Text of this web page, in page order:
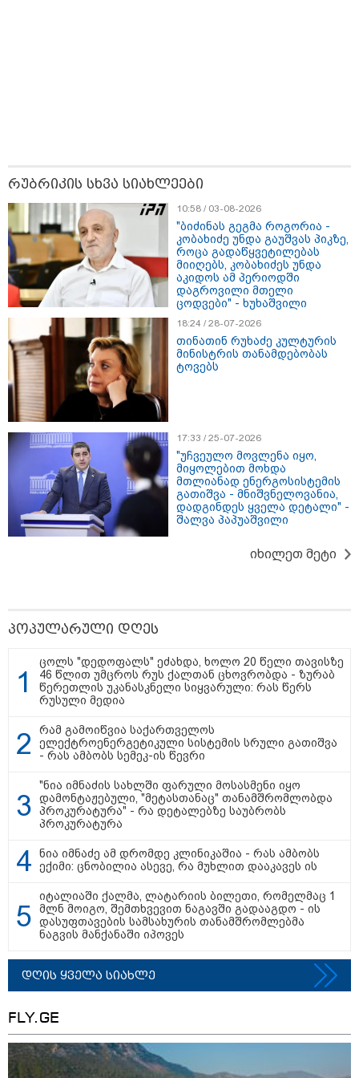
ირაკლი ღარიბაშვილი კლინიკაში
იყო გადაყვანილი - რა
დეტალებზე საუბრობს მისი
ადვოკატი?
"თუ ჩემი შვილი ცოცხალი არაა,
ჩემს ცხოვრებას აზრი არ აქვს..." -
დაკარგული გურამ დადიანიძის
დედის ემოციური მიმართვა
ნია იმნაძეს და ანასტასია
ბერუაშვილს ბრალდება
წარედგინათ - რამდენ წლიანი
პატიმრობა ემუქრებათ
არასრულწლოვნებს?
რა გახდა “სამგორის” მეტროში
სტუდენტის გარდაცვალების
მიზეზი - ცნობილია ექსპერტიზის
პასუხი
10:58 / 06-08-2026
"დადგება დრო და თქვენი დღევანდელი
"პოსტაობა" საკუთარ თავთან
დანაშაულის ტოლფასი" - ეკა კუპატაძე
ნანუკა ჟორჟოლიანს
რუბრიკის სხვა სიახლეები
10:58 / 03-08-2026
"ბიძინას გეგმა როგორია -
კობახიძე უნდა გაუშვას პიკზე,
როცა გადაწყვეტილებას
მიიღებს, კობახიძეს უნდა
აკიდოს ამ პერიოდში
დაგროვილი მთელი
ცოდვები" - ხუხაშვილი
18:24 / 28-07-2026
თინათინ რუხაძე კულტურის
მინისტრის თანამდებობას
ტოვებს
17:33 / 25-07-2026
"უჩვეულო მოვლენა იყო,
მიყოლებით მოხდა
მთლიანად ენერგოსისტემის
გათიშვა - მნიშვნელოვანია,
დადგინდეს ყველა დეტალი" -
შალვა პაპუაშვილი
იხილეთ მეტი
პოპულარული დღეს
ცოლს "დედოფალს" ეძახდა, ხოლო 20 წელი თავისზე
46 წლით უმცროს რუს ქალთან ცხოვრობდა - ზურაბ
წერეთლის უკანასკნელი სიყვარული: რას წერს
რუსული მედია
რამ გამოიწვია საქართველოს
ელექტროენერგეტიკული სისტემის სრული გათიშვა
- რას ამბობს სემეკ-ის წევრი
"ნია იმნაძის სახლში ფარული მოსასმენი იყო
დამონტაჟებული, "მეტასთანაც" თანამშრომლობდა
პროკურატურა" - რა დეტალებზე საუბრობს
პროკურატურა
ნია იმნაძე ამ დრომდე კლინიკაშია - რას ამბობს
ექიმი: ცნობილია ასევე, რა მუხლით დააკავეს ის
იტალიაში ქალმა, ლატარიის ბილეთი, რომელმაც 1
მლნ მოიგო, შემთხვევით ნაგავში გადააგდო - ის
დასუფთავების სამსახურის თანამშრომლებმა
ნაგვის მანქანაში იპოვეს
დღის ყველა სიახლე
FLY.GE